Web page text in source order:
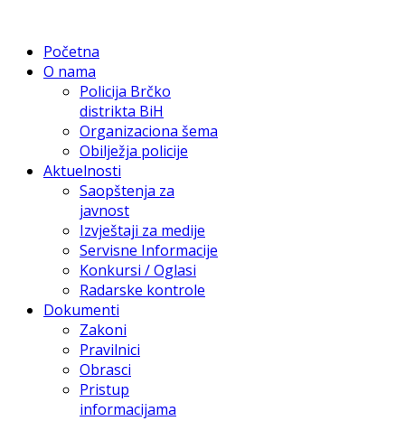
Početna
O nama
Policija Brčko
distrikta BiH
Organizaciona šema
Obilježja policije
Aktuelnosti
Saopštenja za
javnost
Izvještaji za medije
Servisne Informacije
Konkursi / Oglasi
Radarske kontrole
Dokumenti
Zakoni
Pravilnici
Obrasci
Pristup
informacijama